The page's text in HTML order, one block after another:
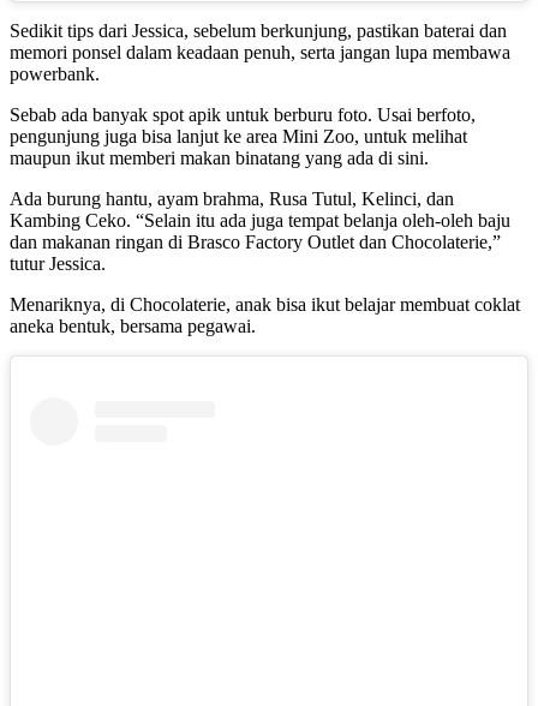
Sedikit tips dari Jessica, sebelum berkunjung, pastikan baterai dan
memori ponsel dalam keadaan penuh, serta jangan lupa membawa
powerbank.
Sebab ada banyak spot apik untuk berburu foto. Usai berfoto,
pengunjung juga bisa lanjut ke area Mini Zoo, untuk melihat
maupun ikut memberi makan binatang yang ada di sini.
Ada burung hantu, ayam brahma, Rusa Tutul, Kelinci, dan
Kambing Ceko. “Selain itu ada juga tempat belanja oleh-oleh baju
dan makanan ringan di Brasco Factory Outlet dan Chocolaterie,”
tutur Jessica.
Menariknya, di Chocolaterie, anak bisa ikut belajar membuat coklat
aneka bentuk, bersama pegawai.